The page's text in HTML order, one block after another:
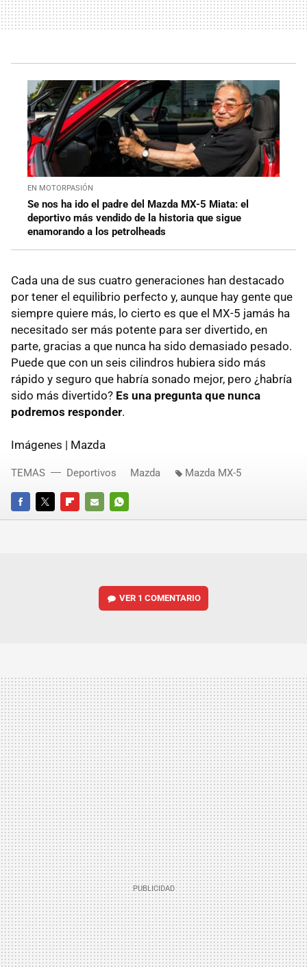
EN MOTORPASIÓN
Se nos ha ido el padre del Mazda MX-5 Miata: el
deportivo más vendido de la historia que sigue
enamorando a los petrolheads
Cada una de sus cuatro generaciones han destacado
por tener el equilibrio perfecto y, aunque hay gente que
siempre quiere más, lo cierto es que el MX-5 jamás ha
necesitado ser más potente para ser divertido, en
parte, gracias a que nunca ha sido demasiado pesado.
Puede que con un seis cilindros hubiera sido más
rápido y seguro que habría sonado mejor, pero ¿habría
sido más divertido? Es una pregunta que nunca
podremos responder.
Imágenes | Mazda
FACEBOOKTWITTERFLIPBOARD
E-
WHATSAPP
TEMAS Deportivos Mazda Mazda MX-5
VER 1 COMENTARIO